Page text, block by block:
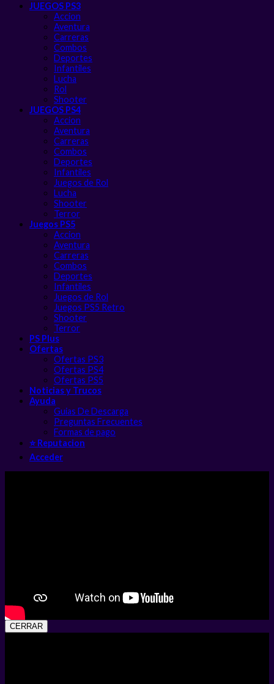
JUEGOS PS3
Accion
Aventura
Carreras
Combos
Deportes
Infantiles
Lucha
Rol
Shooter
JUEGOS PS4
Accion
Aventura
Carreras
Combos
Deportes
Infantiles
Juegos de Rol
Lucha
Shooter
Terror
Juegos PS5
Accion
Aventura
Carreras
Combos
Deportes
Infantiles
Juegos de Rol
Juegos PS5 Retro
Shooter
Terror
PS Plus
Ofertas
Ofertas PS3
Ofertas PS4
Ofertas PS5
Noticias y Trucos
Ayuda
Guias De Descarga
Preguntas Frecuentes
Formas de pago
⭐ Reputacion
Acceder
CERRAR